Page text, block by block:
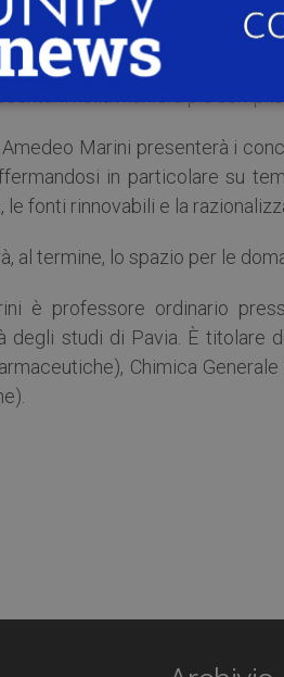
Giuseppe Palamara,
un ciclo di conferenze che
nella maniera più
Marini presenterà i
in particolare su
le fonti rinnovabili e la
al termine, lo spazio per le
è professore ordinario
degli studi di Pavia. È titolare
Chimica